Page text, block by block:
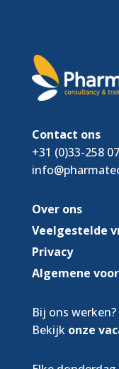
Contact ons
+31 (0)33-258
Over ons
Veelgestelde
Privacy
Algemene
Bij ons werken?
Bekijk onze